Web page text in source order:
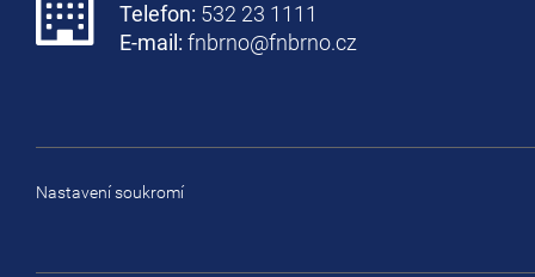
Telefon: 532 23 1111
E-mail: fnbrno@fnbrno.cz
Nastavení soukromí